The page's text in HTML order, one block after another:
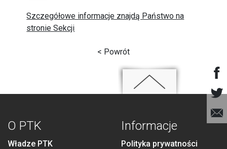
Szczegółowe informacje znajdą Państwo na
stronie Sekcji
< Powrót
O PTK
Władze PTK
Informacje
Polityka prywatności